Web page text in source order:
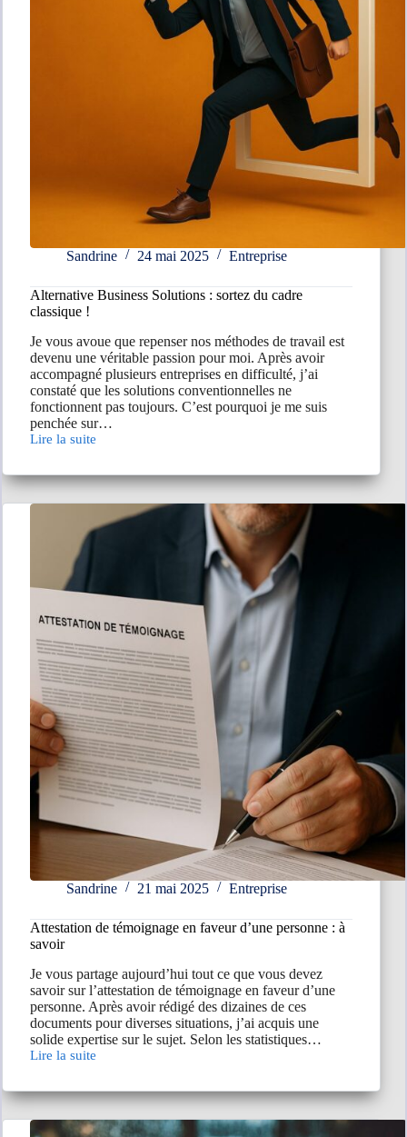
Sandrine 24 mai 2025 Entreprise
Alternative Business Solutions : sortez du cadre
classique !
Je vous avoue que repenser nos méthodes de travail est
devenu une véritable passion pour moi. Après avoir
accompagné plusieurs entreprises en difficulté, j’ai
constaté que les solutions conventionnelles ne
fonctionnent pas toujours. C’est pourquoi je me suis
penchée sur…
Lire la suite
Alternative
Solutions
sortez
classique
Sandrine 21 mai 2025 Entreprise
Attestation de témoignage en faveur d’une personne : à
savoir
Je vous partage aujourd’hui tout ce que vous devez
savoir sur l’attestation de témoignage en faveur d’une
personne. Après avoir rédigé des dizaines de ces
documents pour diverses situations, j’ai acquis une
solide expertise sur le sujet. Selon les statistiques…
Lire la suite
Attestation
témoignage
en
faveur